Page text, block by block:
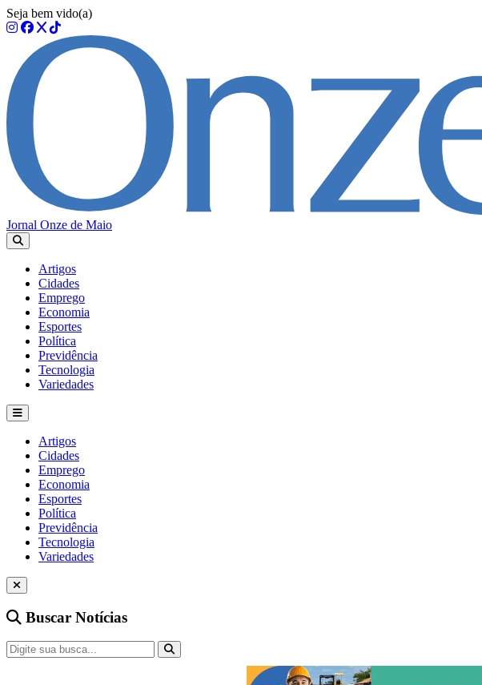
Seja bem vido(a)
Jornal Onze de Maio
Artigos
Cidades
Emprego
Economia
Esportes
Política
Previdência
Tecnologia
Variedades
Artigos
Cidades
Emprego
Economia
Esportes
Política
Previdência
Tecnologia
Variedades
Buscar Notícias